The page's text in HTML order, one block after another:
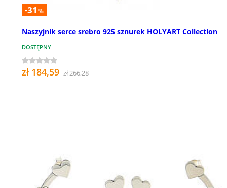
-31 %
Naszyjnik serce srebro 925 sznurek HOLYART Collection
DOSTĘPNY
zł 184,59 zł 266,28